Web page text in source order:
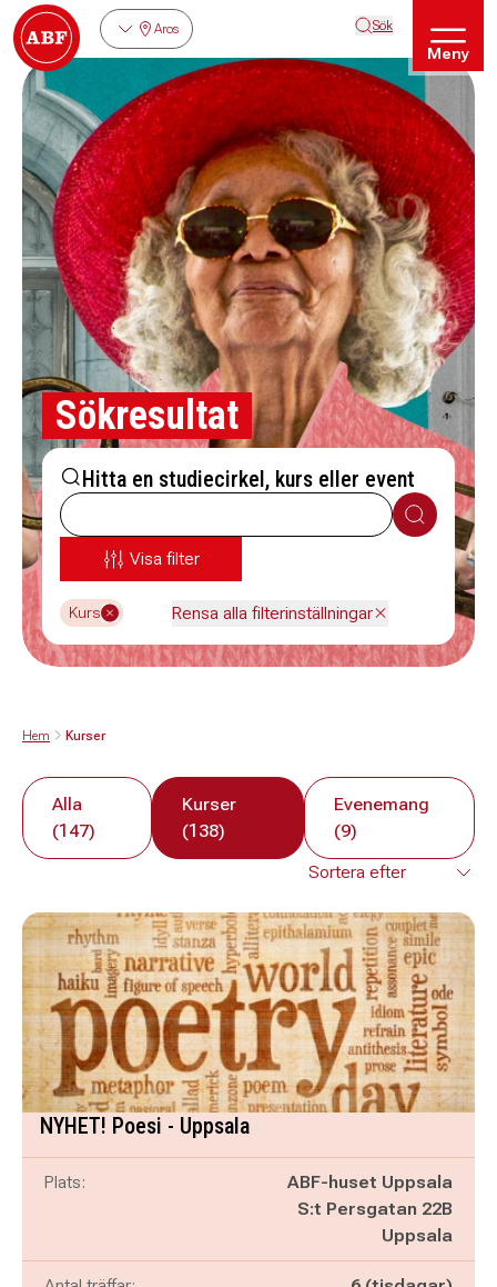
Aros Sök
Meny
Sökresultat
Hitta en studiecirkel, kurs eller event
Sök
Visa filter
Kurs Rensa alla filterinställningar
Hem Kurser
Alla
(147)
Kurser
(138)
Evenemang
(9)
NYHET! Poesi - Uppsala
Plats:
ABF-huset Uppsala
S:t Persgatan 22B
Uppsala